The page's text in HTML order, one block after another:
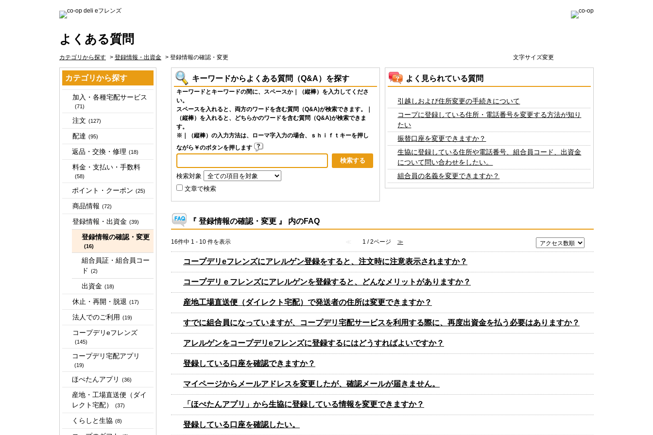
よくある質問
文字サイズ変更
カテゴリから探す > 登録情報・出資金 > 登録情報の確認・変更
カテゴリから探す
加入・各種宅配サービス
(71)
注文 (127)
配達 (95)
返品・交換・修理 (18)
料金・支払い・手数料
(58)
ポイント・クーポン (25)
商品情報 (72)
登録情報・出資金 (39)
登録情報の確認・変更
(16)
組合員証・組合員コー
ド (2)
出資金 (18)
休止・再開・脱退 (17)
法人でのご利用 (19)
コープデリeフレンズ
(145)
コープデリ宅配アプリ
(19)
ほぺたんアプリ (36)
産地・工場直送便（ダイ
レクト宅配）
(37)
くらしと生協 (8)
キーワードからよくある質問（Q&A）を探す
キーワードとキーワードの間に、スペースか｜（縦棒）を入力してくださ
い。
スペースを入れると、両方のワードを含む質問（Q&A)が検索できます。｜
（縦棒）を入れると、どちらかのワードを含む質問（Q&A)が検索できま
す。
※｜（縦棒）の入力方法は、ローマ字入力の場合、ｓｈｉｆｔキーを押し
ながら￥のボタンを押します
検索対象
文章で検索
よく見られている質問
引越しおよび住所変更の手続きについて
コープに登録している住所・電話番号を変更する方法が知り
たい
振替口座を変更できますか？
生協に登録している住所や電話番号、組合員コード、出資金
について問い合わせをしたい。
組合員の名義を変更できますか？
『 登録情報の確認・変更 』 内のFAQ
16件中 1 - 10 件を表示 ≪ 1 / 2ページ ≫
コープデリeフレンズにアレルゲン登録をすると、注文時に注意表示されますか？
コープデリｅフレンズにアレルゲンを登録すると、どんなメリットがありますか？
産地工場直送便（ダイレクト宅配）で発送者の住所は変更できますか？
すでに組合員になっていますが、コープデリ宅配サービスを利用する際に、再度出資金を払う必要はありますか？
アレルゲンをコープデリeフレンズに登録するにはどうすればよいですか？
登録している口座を確認できますか？
マイページからメールアドレスを変更したが、確認メールが届きません。
「ほぺたんアプリ」から生協に登録している情報を変更できますか？
登録している口座を確認したい。